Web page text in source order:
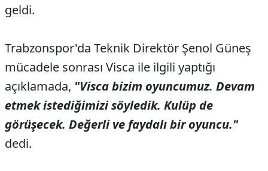
geldi.
Trabzonspor'da Teknik Direktör Şenol Güneş
mücadele sonrası Visca ile ilgili yaptığı
açıklamada, "Visca bizim oyuncumuz. Devam
etmek istediğimizi söyledik. Kulüp de
görüşecek. Değerli ve faydalı bir oyuncu."
dedi.